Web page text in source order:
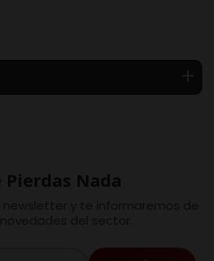
Pierdas Nada